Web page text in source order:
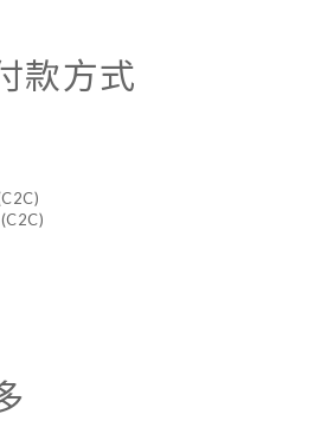
款方式